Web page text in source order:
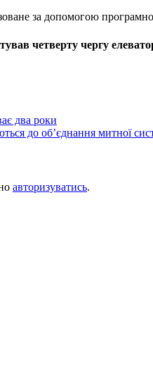
за допомогою
четверту чергу
два роки
до об’єднання митної
авторизуватись.